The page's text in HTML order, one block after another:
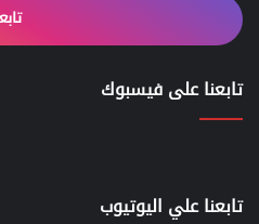
تابعنا على فيسبوك
تابعنا علي اليوتيوب